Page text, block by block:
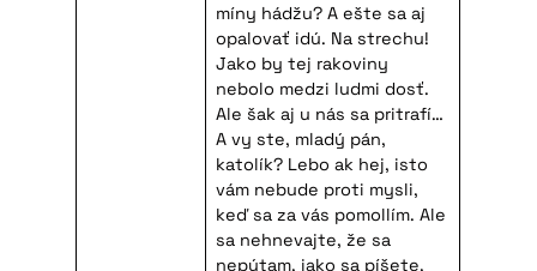
míny hádžu? A ešte sa aj
opalovať idú. Na strechu!
Jako by tej rakoviny
nebolo medzi ludmi dosť.
Ale šak aj u nás sa pritrafí…
A vy ste, mladý pán,
katolík? Lebo ak hej, isto
vám nebude proti mysli,
keď sa za vás pomollím. Ale
sa nehnevajte, že sa
nepýtam, jako sa píšete,